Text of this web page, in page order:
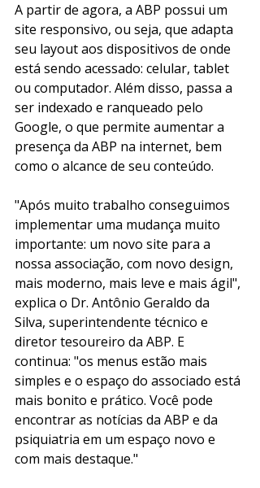
A partir de agora, a ABP possui um
site responsivo, ou seja, que adapta
seu layout aos dispositivos de onde
está sendo acessado: celular, tablet
ou computador. Além disso, passa a
ser indexado e ranqueado pelo
Google, o que permite aumentar a
presença da ABP na internet, bem
como o alcance de seu conteúdo.
"Após muito trabalho conseguimos
implementar uma mudança muito
importante: um novo site para a
nossa associação, com novo design,
mais moderno, mais leve e mais ágil",
explica o Dr. Antônio Geraldo da
Silva, superintendente técnico e
diretor tesoureiro da ABP. E
continua: "os menus estão mais
simples e o espaço do associado está
mais bonito e prático. Você pode
encontrar as notícias da ABP e da
psiquiatria em um espaço novo e
com mais destaque."